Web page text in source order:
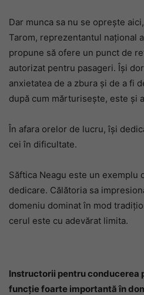
Dar munca sa nu se oprește
Tarom, reprezentantul național
propune să ofere un punct de
autorizat pentru pasageri. Își
anxietatea de a zbura și de a fi
după cum mărturisește, este și
În afara orelor de lucru, își
cei în dificultate.
Săftica Neagu este un exemplu
dedicare. Călătoria sa
domeniu dominat în mod
cerul este cu adevărat limita.
Instructorii pentru conducerea
funcție foarte importantă în